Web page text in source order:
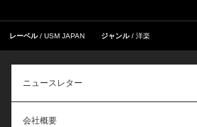
レーベル USM JAPAN ジャンル 洋楽
ニュースレター
会社概要